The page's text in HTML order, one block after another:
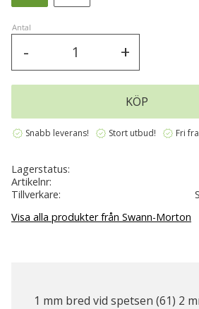
Antal
+
-
KÖP
verified Snabb leverans! verified Stort utbud! verified Fri
Lagerstatus
Artikelnr
Tillverkare
Visa alla produkter från Swann-Morton
1 mm bred vid spetsen (61) 2